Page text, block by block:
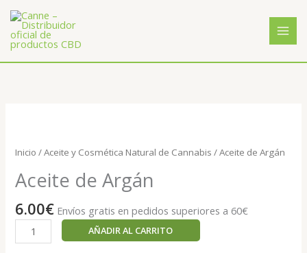
contenido
Inicio /Aceite y Cosmética Natural de Cannabis / Aceite de Argán
Aceite de Argán
6.00€ Envíos gratis en pedidos superiores a 60€
Argán
AÑADIR AL CARRITO